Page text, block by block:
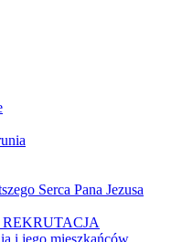
Serca Pana Jezusa
REKRUTACJA
i jego mieszkańców